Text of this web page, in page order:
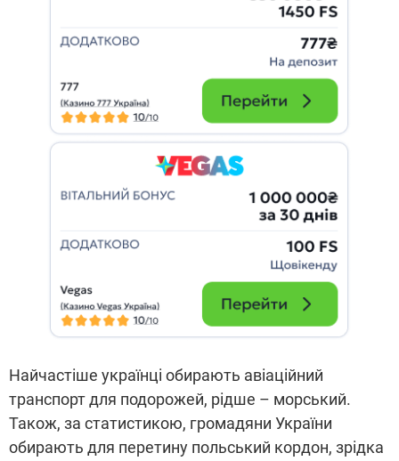
Найчастіше українці обирають авіаційний
транспорт для подорожей, рідше – морський.
Також, за статистикою, громадяни України
обирають для перетину польський кордон, зрідка